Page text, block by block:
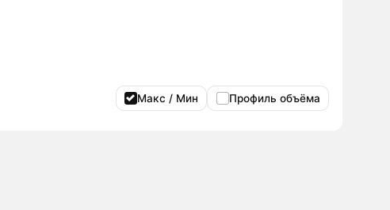
Макс / Мин Профиль объёма